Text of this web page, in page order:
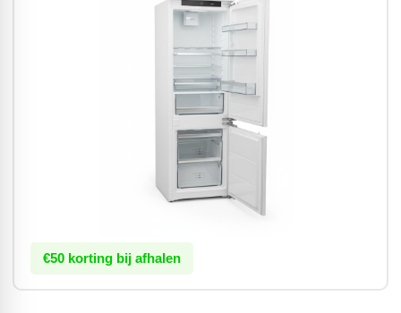
€50 korting bij afhalen